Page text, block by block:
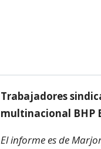
Trabajadores
multinacional BHP
El informe es de